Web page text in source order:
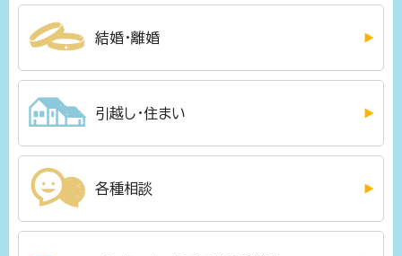
結婚・離婚
引越し・住まい
各種相談